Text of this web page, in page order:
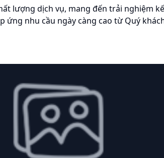
lượng dịch vụ, mang đến trải nghiệm
ứng nhu cầu ngày càng cao từ Quý
5/2025, VNPT sẽ nâng cấp toàn bộ các gói